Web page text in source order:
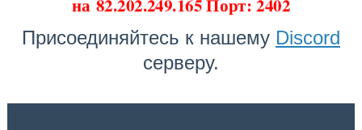
на82.202.249.165 Порт: 2402
Присоединяйтесь к нашему Discord
серверу.